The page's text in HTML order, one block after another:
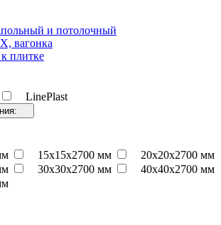
и потолочный
вагонка
плитке
LinePlast
15х15х2700 мм
20х20х2700 мм
30х30х2700 мм
40х40х2700 мм